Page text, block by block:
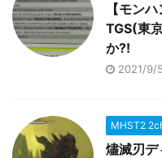
【モン
TGS(東
か?!
2021/9/
MHST2
燼滅刃デ